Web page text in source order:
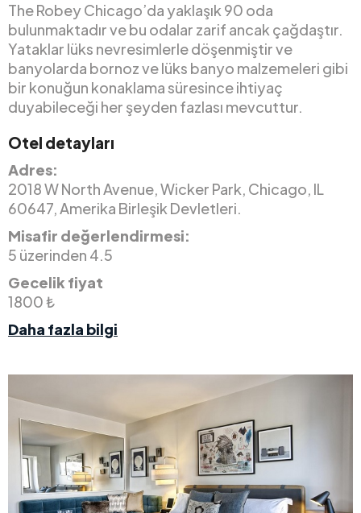
The Robey Chicago’da yaklaşık 90 oda
bulunmaktadır ve bu odalar zarif ancak çağdaştır.
Yataklar lüks nevresimlerle döşenmiştir ve
banyolarda bornoz ve lüks banyo malzemeleri gibi
bir konuğun konaklama süresince ihtiyaç
duyabileceği her şeyden fazlası mevcuttur.
Otel detayları
Adres:
2018 W North Avenue, Wicker Park, Chicago, IL
60647, Amerika Birleşik Devletleri.
Misafir değerlendirmesi:
5 üzerinden 4.5
Gecelik fiyat
1800 ₺
Daha fazla bilgi